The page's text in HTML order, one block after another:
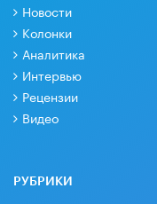
Новости
Колонки
Аналитика
Интервью
Рецензии
Видео
РУБРИКИ